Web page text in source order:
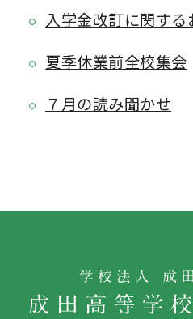
入学金改訂に関す
夏季休業前全校集会
７月の読み聞かせ